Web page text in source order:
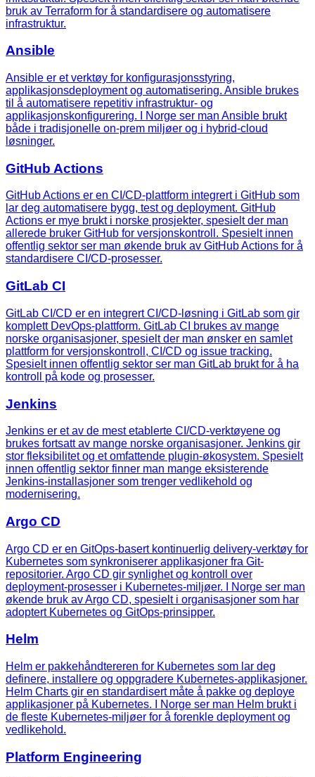
bruk av Terraform for å standardisere og automatisere
infrastruktur.
Ansible
Ansible er et verktøy for konfigurasjonsstyring,
applikasjonsdeployment og automatisering. Ansible brukes
til å automatisere repetitiv infrastruktur- og
applikasjonskonfigurering. I Norge ser man Ansible brukt
både i tradisjonelle on-prem miljøer og i hybrid-cloud
løsninger.
GitHub Actions
GitHub Actions er en CI/CD-plattform integrert i GitHub som
lar deg automatisere bygg, test og deployment. GitHub
Actions er mye brukt i norske prosjekter, spesielt der man
allerede bruker GitHub for versjonskontroll. Spesielt innen
offentlig sektor ser man økende bruk av GitHub Actions for å
standardisere CI/CD-prosesser.
GitLab CI
GitLab CI/CD er en integrert CI/CD-løsning i GitLab som gir
komplett DevOps-plattform. GitLab CI brukes av mange
norske organisasjoner, spesielt der man ønsker en samlet
plattform for versjonskontroll, CI/CD og issue tracking.
Spesielt innen offentlig sektor ser man GitLab brukt for å ha
kontroll på kode og prosesser.
Jenkins
Jenkins er et av de mest etablerte CI/CD-verktøyene og
brukes fortsatt av mange norske organisasjoner. Jenkins gir
stor fleksibilitet og et omfattende plugin-økosystem. Spesielt
innen offentlig sektor finner man mange eksisterende
Jenkins-installasjoner som trenger vedlikehold og
modernisering.
Argo CD
Argo CD er en GitOps-basert kontinuerlig delivery-verktøy for
Kubernetes som synkroniserer applikasjoner fra Git-
repositorier. Argo CD gir synlighet og kontroll over
deployment-prosesser i Kubernetes-miljøer. I Norge ser man
økende bruk av Argo CD, spesielt i organisasjoner som har
adoptert Kubernetes og GitOps-prinsipper.
Helm
Helm er pakkehåndtereren for Kubernetes som lar deg
definere, installere og oppgradere Kubernetes-applikasjoner.
Helm Charts gir en standardisert måte å pakke og deploye
applikasjoner på Kubernetes. I Norge ser man Helm brukt i
de fleste Kubernetes-miljøer for å forenkle deployment og
vedlikehold.
Platform Engineering